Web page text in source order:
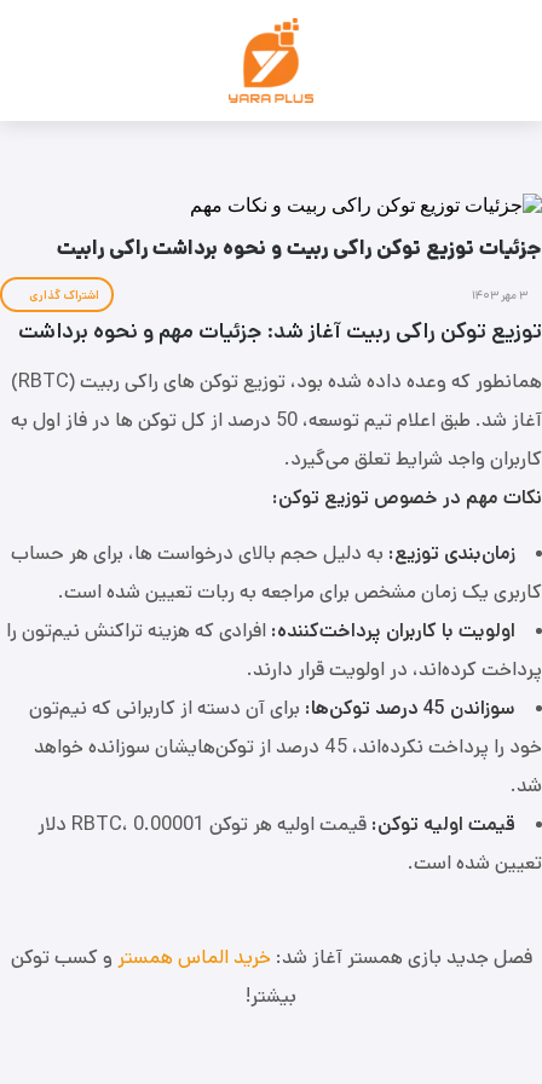
جزئیات توزیع توکن راکی ربیت و نحوه برداشت راکی رابیت
۳ مهر ۱۴۰۳ اشتراک گذاری
توزیع توکن راکی ربیت آغاز شد: جزئیات مهم و نحوه برداشت
همانطور که وعده داده شده بود، توزیع توکن‌ های راکی ربیت (RBTC)
آغاز شد. طبق اعلام تیم توسعه، 50 درصد از کل توکن‌ ها در فاز اول به
کاربران واجد شرایط تعلق می‌گیرد.
نکات مهم در خصوص توزیع توکن:
زمان‌بندی توزیع: به دلیل حجم بالای درخواست‌ ها، برای هر حساب
کاربری یک زمان مشخص برای مراجعه به ربات تعیین شده است.
اولویت با کاربران پرداخت‌کننده: افرادی که هزینه تراکنش نیم‌تون را
پرداخت کرده‌اند، در اولویت قرار دارند.
سوزاندن 45 درصد توکن‌ها:
برای آن دسته از کاربرانی که نیم‌تون
خود را پرداخت نکرده‌اند، 45 درصد از توکن‌هایشان سوزانده خواهد
شد.
قیمت اولیه توکن:
قیمت اولیه هر توکن RBTC، 0.00001 دلار
تعیین شده است.
فصل جدید بازی همستر آغاز شد: خرید الماس همستر و کسب توکن
بیشتر!